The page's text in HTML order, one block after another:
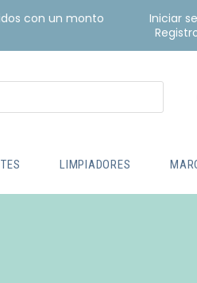
con un monto
Iniciar
LIMPIADORES